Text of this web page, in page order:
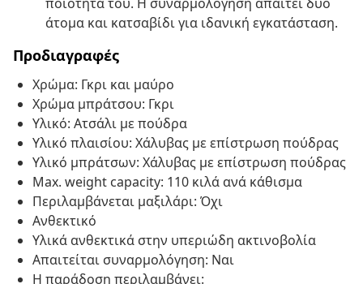
άτομα και κατσαβίδι για ιδανική εγκατάσταση.
Προδιαγραφές
Χρώμα: Γκρι και μαύρο
Χρώμα μπράτσου: Γκρι
Υλικό: Ατσάλι με πούδρα
Υλικό πλαισίου: Χάλυβας με επίστρωση πούδρας
Υλικό μπράτσων: Χάλυβας με επίστρωση πούδρας
Max. weight capacity: 110 κιλά ανά κάθισμα
Περιλαμβάνεται μαξιλάρι: Όχι
Ανθεκτικό
Υλικά ανθεκτικά στην υπεριώδη ακτινοβολία
Απαιτείται συναρμολόγηση: Ναι
Η παράδοση περιλαμβάνει: